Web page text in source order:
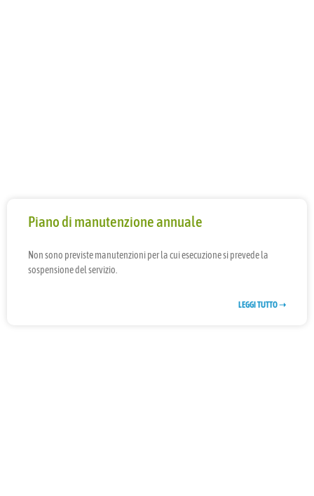
Piano di manutenzione annuale
Non sono previste manutenzioni per la cui esecuzione si prevede la
sospensione del servizio.
LEGGI TUTTO ➝